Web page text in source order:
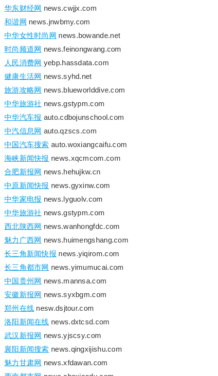
华东财经网 news.cwjjx.com
和谐网 news.jnwbmy.com
中华女性时尚网 news.bowande.net
时尚频道网 news.feinongwang.com
人民消费网 yebp.hassdata.com
健康生活网 news.syhd.net
旅游攻略网 news.blueworlddive.com
中华旅游社 news.gstypm.com
中华汽车报 auto.cdbojunschool.com
中汽信息网 auto.qzscs.com
中国汽车搜索 auto.woxiangcaifu.com
海峡新闻快报 news.xqcmcom.com
合肥新报网 news.hehujkw.cn
中原新闻快报 news.gyxinw.com
中华家电报 news.lyguolv.com
中华旅游社 news.gstypm.com
西北陕西网 news.wanhongfdc.com
魅力广西网 news.huimengshang.com
长三角新闻快报 news.yiqirom.com
长三角都市网 news.yimumucai.com
中国贵州网 news.mannsa.com
安徽新报网 news.syxbgm.com
郑州在线 nesw.dsjtour.com
洛阳新闻在线 news.dxtcsd.com
武汉新报网 news.yjscsy.com
襄阳新闻搜索 news.qingxijishu.com
魅力甘肃网 news.xfdawan.com